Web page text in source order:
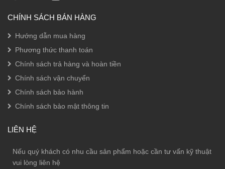
CHÍNH SÁCH BÁN HÀNG
Hướng dẫn mua hàng
Phương thức thanh toán
Chính sách trả hàng và hoàn tiền
Chính sách vận chuyển
Chính sách bảo hành
Chính sách bảo mật thông tin
LIÊN HỆ
Nếu quý khách có nhu cầu sản phẩm hoặc cần tư vấn kỹ thuật
vui lòng liên hệ